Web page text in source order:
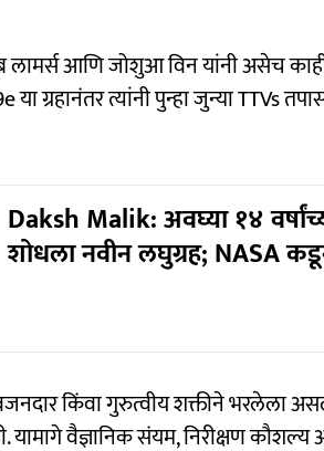
लामर्स आणि जोशुआ विन यांनी असेच
ग्रहानंतर त्यांनी पुन्हा जुन्या TTVs
Daksh Malik: अवघ्या १४
शोधला नवीन लघुग्रह; NASA
किंवा गुरुत्वीय शक्तीने भरलेला
वैज्ञानिक संयम, निरीक्षण